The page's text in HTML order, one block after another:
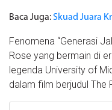
Baca Juga:Skuad Juara
Fenomena “Generasi
Rose yang bermain di
legenda University of
dalam film berjudul The